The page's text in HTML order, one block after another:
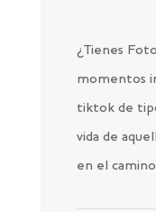
¿Tienes
momentos
tiktok de
vida de
en el